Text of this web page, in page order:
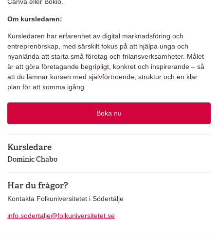
Canva eller Bokio.
Om kursledaren:
Kursledaren har erfarenhet av digital marknadsföring och
entreprenörskap, med särskilt fokus på att hjälpa unga och
nyanlända att starta små företag och frilansverksamheter. Målet
är att göra företagande begripligt, konkret och inspirerande – så
att du lämnar kursen med självförtroende, struktur och en klar
plan för att komma igång.
Boka nu
Kursledare
Dominic Chabo
Har du frågor?
Kontakta Folkuniversitetet i Södertälje
info.sodertalje@folkuniversitetet.se